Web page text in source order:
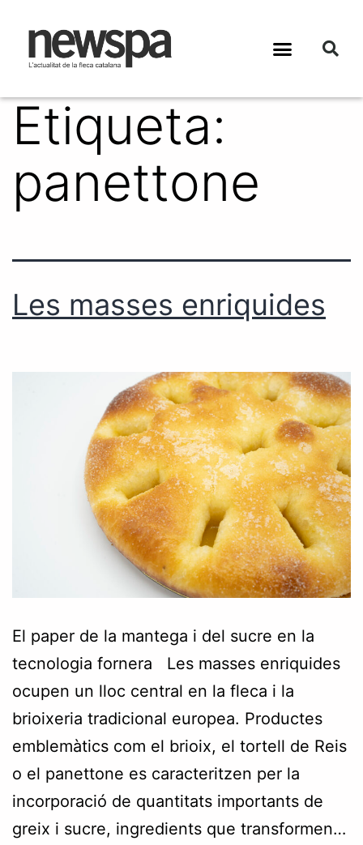
Etiqueta:
panettone
Les masses enriquides
El paper de la mantega i del sucre en la
tecnologia fornera Les masses enriquides
ocupen un lloc central en la fleca i la
brioixeria tradicional europea. Productes
emblemàtics com el brioix, el tortell de Reis
o el panettone es caracteritzen per la
incorporació de quantitats importants de
greix i sucre, ingredients que transformen…